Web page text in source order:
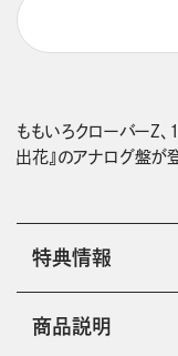
ももいろクローバーZ
出花』のアナログ盤が
特典情報
商品説明